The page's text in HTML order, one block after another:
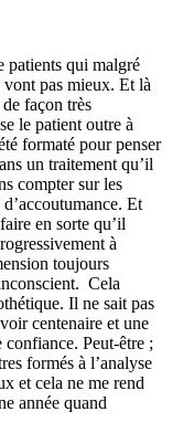
patients qui malgré
pas mieux. Et là
façon très
le patient outre à
formaté pour penser
un traitement qu’il
compter sur les
Et
en sorte qu’il
à
toujours
Cela
Il ne sait pas
centenaire et une
Peut-être ;
formés à l’analyse
et cela ne me rend
année quand